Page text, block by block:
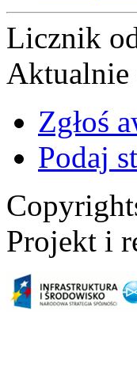
Licznik
Aktualnie
Zgłoś
Podaj
Projekt i